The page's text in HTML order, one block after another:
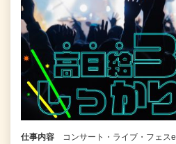
仕事内容
コンサート・ライブ・フェス